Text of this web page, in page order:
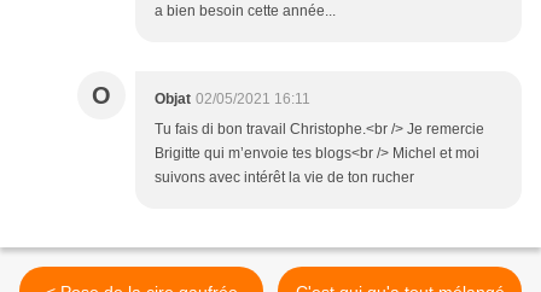
a bien besoin cette année...
O Objat 02/05/2021 16:11
Tu fais di bon travail Christophe.<br /> Je remercie
Brigitte qui m’envoie tes blogs<br /> Michel et moi
suivons avec intérêt la vie de ton rucher